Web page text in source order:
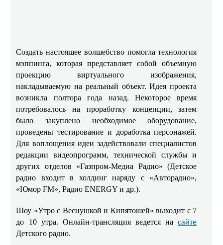
Создать настоящее волшебство помогла технология
мэппинга, которая представляет собой объемную
проекцию виртуального изображения,
накладываемую на реальный объект. Идея проекта
возникла полтора года назад. Некоторое время
потребовалось на проработку концепции, затем
было закуплено необходимое оборудование,
проведены тестирование и доработка персонажей.
Для воплощения идеи задействовали специалистов
редакции видеопрограмм, технической службы и
других отделов «Газпром-Медиа Радио» (Детское
радио входит в холдинг наряду с «Авторадио»,
«Юмор FM», Радио ENERGY и др.).
Шоу «Утро с Веснушкой и Кипятошей» выходит с 7
до 10 утра. Онлайн-трансляция ведется насайте
Детского радио.